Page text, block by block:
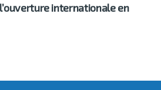
internationale en